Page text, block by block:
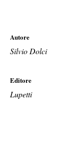
Autore
Silvio Dolci
Editore
Lupetti